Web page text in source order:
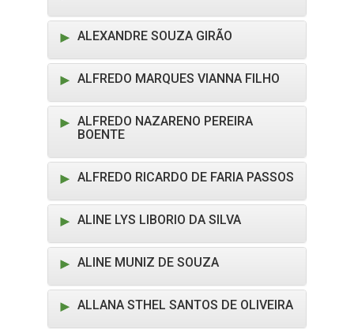
ALEXANDRE SOUZA GIRÃO
ALFREDO MARQUES VIANNA FILHO
ALFREDO NAZARENO PEREIRA
BOENTE
ALFREDO RICARDO DE FARIA PASSOS
ALINE LYS LIBORIO DA SILVA
ALINE MUNIZ DE SOUZA
ALLANA STHEL SANTOS DE OLIVEIRA